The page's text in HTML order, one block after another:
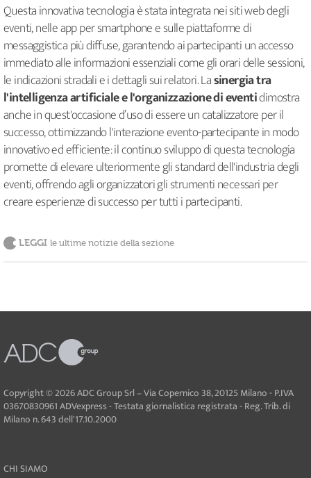
Questa innovativa tecnologia è stata integrata nei siti web degli
eventi, nelle app per smartphone e sulle piattaforme di
messaggistica più diffuse, garantendo ai partecipanti un accesso
immediato alle informazioni essenziali come gli orari delle sessioni,
le indicazioni stradali e i dettagli sui relatori. Lasinergia tra
l'intelligenza artificiale e l'organizzazione di eventidimostra
anche in quest'occasione d’uso di essere un catalizzatore per il
successo, ottimizzando l'interazione evento-partecipante in modo
innovativo ed efficiente: il continuo sviluppo di questa tecnologia
promette di elevare ulteriormente gli standard dell'industria degli
eventi, offrendo agli organizzatori gli strumenti necessari per
creare esperienze di successo per tutti i partecipanti.
LEGGI le ultime notizie della sezione
Copyright © 2026 ADC Group Srl – Via Copernico 38, 20125 Milano - P.IVA
03670830961 ADVexpress - Testata giornalistica registrata - Reg. Trib. di
Milano n. 643 dell'17.10.2000
CHI SIAMO